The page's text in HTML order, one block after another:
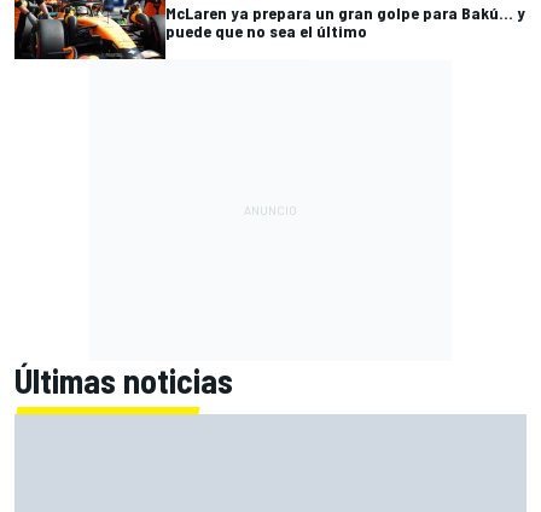
McLaren ya prepara un gran golpe para Bakú... y
puede que no sea el último
Últimas noticias